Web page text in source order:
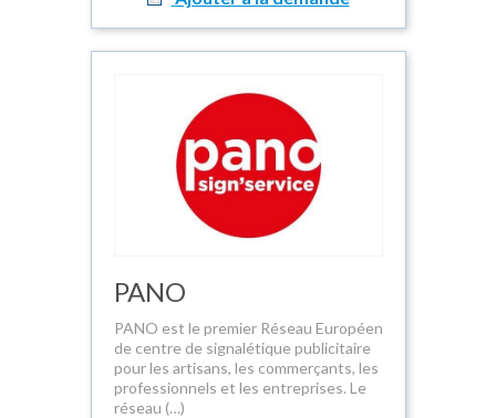
PANO
PANO est le premier Réseau Européen
de centre de signalétique publicitaire
pour les artisans, les commerçants, les
professionnels et les entreprises. Le
réseau (…)